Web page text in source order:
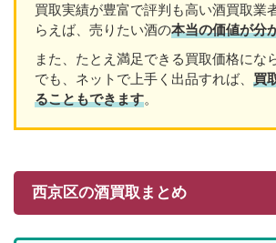
買取実績が豊富で評判も高い酒買取業
らえば、売りたい酒の本当の価値が分
また、たとえ満足できる買取価格にな
でも、ネットで上手く出品すれば、 買
ることもできます。
西京区の酒買取まとめ